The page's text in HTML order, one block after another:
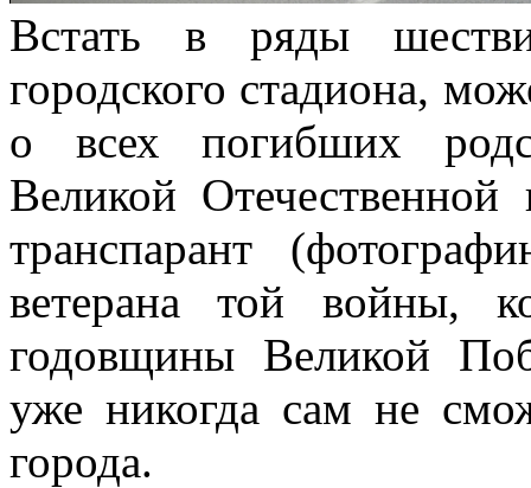
Встать в ряды
городского стадиона,
о всех погибших
Великой
транспарант
ветерана той
годовщины Великой
уже никогда сам не
города.